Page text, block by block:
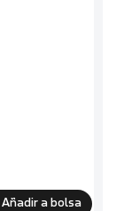
Añadir a bolsa